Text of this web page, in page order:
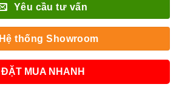
Yêu cầu tư vấn
Hệ thống Showroom
ĐẶT MUA NHANH